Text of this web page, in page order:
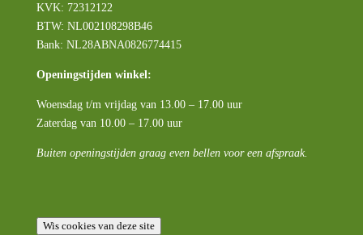
KVK: 72312122
BTW: NL002108298B46
Bank: NL28ABNA0826774415
Openingstijden winkel:
Woensdag t/m vrijdag van 13.00 – 17.00 uur
Zaterdag van 10.00 – 17.00 uur
Buiten openingstijden graag even bellen voor een afspraak.
Wis cookies van deze site